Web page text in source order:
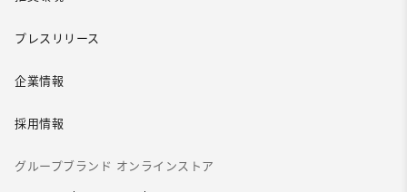
プレスリリース
企業情報
採用情報
グループブランド オンラインストア